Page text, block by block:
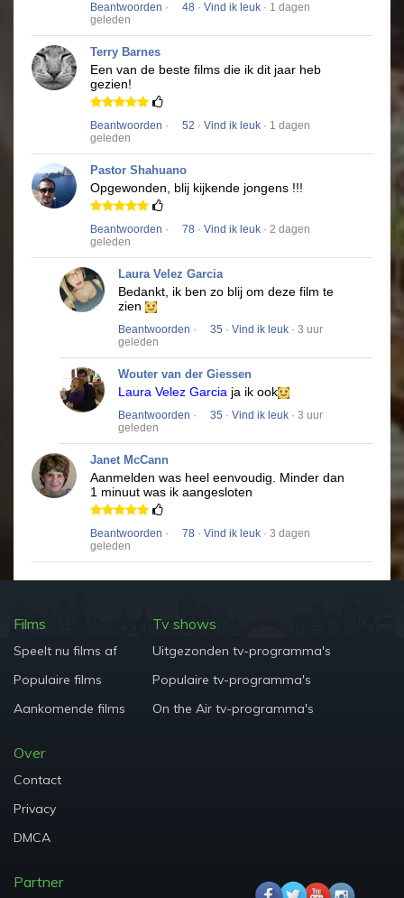
Beantwoorden · 48 · Vind ik leuk · 1 dagen
geleden
Terry Barnes
Een van de beste films die ik dit jaar heb
gezien!
Beantwoorden · 52 · Vind ik leuk · 1 dagen
geleden
Pastor Shahuano
Opgewonden, blij kijkende jongens !!!
Beantwoorden · 78 · Vind ik leuk · 2 dagen
geleden
Laura Velez Garcia
Bedankt, ik ben zo blij om deze film te
zien
Beantwoorden · 35 · Vind ik leuk · 3 uur
geleden
Wouter van der Giessen
Laura Velez Garcia ja ik ook
Beantwoorden · 35 · Vind ik leuk · 3 uur
geleden
Janet McCann
Aanmelden was heel eenvoudig. Minder dan
1 minuut was ik aangesloten
Beantwoorden · 78 · Vind ik leuk · 3 dagen
geleden
Films
Speelt nu films af
Populaire films
Aankomende films
Tv shows
Uitgezonden tv-programma's
Populaire tv-programma's
On the Air tv-programma's
Over
Contact
Privacy
DMCA
Partner